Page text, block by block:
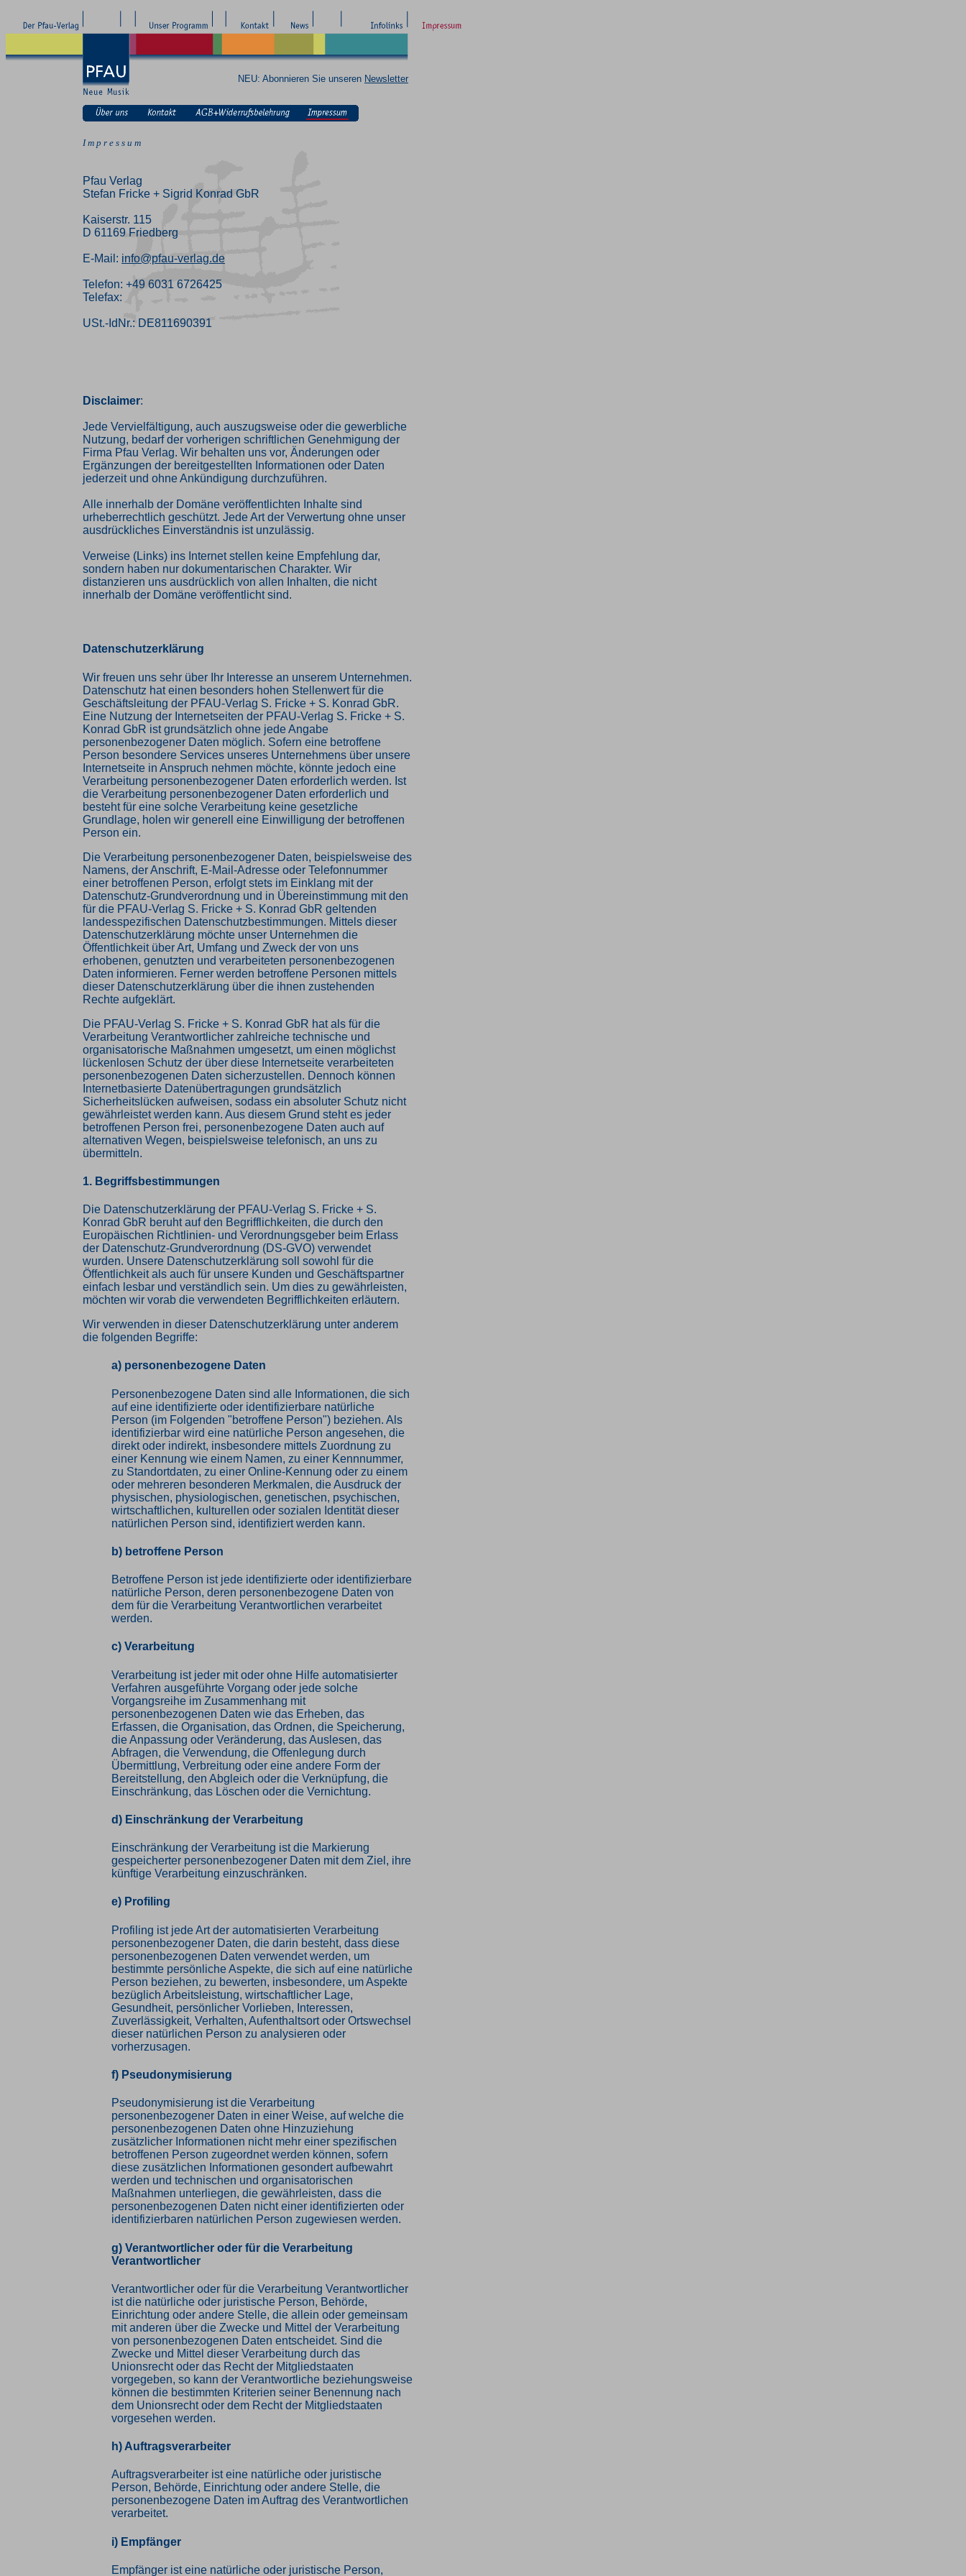
NEU: Abonnieren Sie unseren Newsletter
I m p r e s s u m
Pfau Verlag
Stefan Fricke + Sigrid Konrad GbR
Kaiserstr. 115
D 61169 Friedberg
E-Mail: info@pfau-verlag.de
Telefon: +49 6031 6726425
Telefax:
USt.-IdNr.: DE811690391
Disclaimer:
Jede Vervielfältigung, auch auszugsweise oder die gewerbliche
Nutzung, bedarf der vorherigen schriftlichen Genehmigung der
Firma Pfau Verlag. Wir behalten uns vor, Änderungen oder
Ergänzungen der bereitgestellten Informationen oder Daten
jederzeit und ohne Ankündigung durchzuführen.
Alle innerhalb der Domäne veröffentlichten Inhalte sind
urheberrechtlich geschützt. Jede Art der Verwertung ohne unser
ausdrückliches Einverständnis ist unzulässig.
Verweise (Links) ins Internet stellen keine Empfehlung dar,
sondern haben nur dokumentarischen Charakter. Wir
distanzieren uns ausdrücklich von allen Inhalten, die nicht
innerhalb der Domäne veröffentlicht sind.
Datenschutzerklärung
Wir freuen uns sehr über Ihr Interesse an unserem Unternehmen.
Datenschutz hat einen besonders hohen Stellenwert für die
Geschäftsleitung der PFAU-Verlag S. Fricke + S. Konrad GbR.
Eine Nutzung der Internetseiten der PFAU-Verlag S. Fricke + S.
Konrad GbR ist grundsätzlich ohne jede Angabe
personenbezogener Daten möglich. Sofern eine betroffene
Person besondere Services unseres Unternehmens über unsere
Internetseite in Anspruch nehmen möchte, könnte jedoch eine
Verarbeitung personenbezogener Daten erforderlich werden. Ist
die Verarbeitung personenbezogener Daten erforderlich und
besteht für eine solche Verarbeitung keine gesetzliche
Grundlage, holen wir generell eine Einwilligung der betroffenen
Person ein.
Die Verarbeitung personenbezogener Daten, beispielsweise des
Namens, der Anschrift, E-Mail-Adresse oder Telefonnummer
einer betroffenen Person, erfolgt stets im Einklang mit der
Datenschutz-Grundverordnung und in Übereinstimmung mit den
für die PFAU-Verlag S. Fricke + S. Konrad GbR geltenden
landesspezifischen Datenschutzbestimmungen. Mittels dieser
Datenschutzerklärung möchte unser Unternehmen die
Öffentlichkeit über Art, Umfang und Zweck der von uns
erhobenen, genutzten und verarbeiteten personenbezogenen
Daten informieren. Ferner werden betroffene Personen mittels
dieser Datenschutzerklärung über die ihnen zustehenden
Rechte aufgeklärt.
Die PFAU-Verlag S. Fricke + S. Konrad GbR hat als für die
Verarbeitung Verantwortlicher zahlreiche technische und
organisatorische Maßnahmen umgesetzt, um einen möglichst
lückenlosen Schutz der über diese Internetseite verarbeiteten
personenbezogenen Daten sicherzustellen. Dennoch können
Internetbasierte Datenübertragungen grundsätzlich
Sicherheitslücken aufweisen, sodass ein absoluter Schutz nicht
gewährleistet werden kann. Aus diesem Grund steht es jeder
betroffenen Person frei, personenbezogene Daten auch auf
alternativen Wegen, beispielsweise telefonisch, an uns zu
übermitteln.
1. Begriffsbestimmungen
Die Datenschutzerklärung der PFAU-Verlag S. Fricke + S.
Konrad GbR beruht auf den Begrifflichkeiten, die durch den
Europäischen Richtlinien- und Verordnungsgeber beim Erlass
der Datenschutz-Grundverordnung (DS-GVO) verwendet
wurden. Unsere Datenschutzerklärung soll sowohl für die
Öffentlichkeit als auch für unsere Kunden und Geschäftspartner
einfach lesbar und verständlich sein. Um dies zu gewährleisten,
möchten wir vorab die verwendeten Begrifflichkeiten erläutern.
Wir verwenden in dieser Datenschutzerklärung unter anderem
die folgenden Begriffe:
a) personenbezogene Daten
Personenbezogene Daten sind alle Informationen, die sich
auf eine identifizierte oder identifizierbare natürliche
Person (im Folgenden "betroffene Person") beziehen. Als
identifizierbar wird eine natürliche Person angesehen, die
direkt oder indirekt, insbesondere mittels Zuordnung zu
einer Kennung wie einem Namen, zu einer Kennnummer,
zu Standortdaten, zu einer Online-Kennung oder zu einem
oder mehreren besonderen Merkmalen, die Ausdruck der
physischen, physiologischen, genetischen, psychischen,
wirtschaftlichen, kulturellen oder sozialen Identität dieser
natürlichen Person sind, identifiziert werden kann.
b) betroffene Person
Betroffene Person ist jede identifizierte oder identifizierbare
natürliche Person, deren personenbezogene Daten von
dem für die Verarbeitung Verantwortlichen verarbeitet
werden.
c) Verarbeitung
Verarbeitung ist jeder mit oder ohne Hilfe automatisierter
Verfahren ausgeführte Vorgang oder jede solche
Vorgangsreihe im Zusammenhang mit
personenbezogenen Daten wie das Erheben, das
Erfassen, die Organisation, das Ordnen, die Speicherung,
die Anpassung oder Veränderung, das Auslesen, das
Abfragen, die Verwendung, die Offenlegung durch
Übermittlung, Verbreitung oder eine andere Form der
Bereitstellung, den Abgleich oder die Verknüpfung, die
Einschränkung, das Löschen oder die Vernichtung.
d) Einschränkung der Verarbeitung
Einschränkung der Verarbeitung ist die Markierung
gespeicherter personenbezogener Daten mit dem Ziel, ihre
künftige Verarbeitung einzuschränken.
e) Profiling
Profiling ist jede Art der automatisierten Verarbeitung
personenbezogener Daten, die darin besteht, dass diese
personenbezogenen Daten verwendet werden, um
bestimmte persönliche Aspekte, die sich auf eine natürliche
Person beziehen, zu bewerten, insbesondere, um Aspekte
bezüglich Arbeitsleistung, wirtschaftlicher Lage,
Gesundheit, persönlicher Vorlieben, Interessen,
Zuverlässigkeit, Verhalten, Aufenthaltsort oder Ortswechsel
dieser natürlichen Person zu analysieren oder
vorherzusagen.
f) Pseudonymisierung
Pseudonymisierung ist die Verarbeitung
personenbezogener Daten in einer Weise, auf welche die
personenbezogenen Daten ohne Hinzuziehung
zusätzlicher Informationen nicht mehr einer spezifischen
betroffenen Person zugeordnet werden können, sofern
diese zusätzlichen Informationen gesondert aufbewahrt
werden und technischen und organisatorischen
Maßnahmen unterliegen, die gewährleisten, dass die
personenbezogenen Daten nicht einer identifizierten oder
identifizierbaren natürlichen Person zugewiesen werden.
g) Verantwortlicher oder für die Verarbeitung
Verantwortlicher
Verantwortlicher oder für die Verarbeitung Verantwortlicher
ist die natürliche oder juristische Person, Behörde,
Einrichtung oder andere Stelle, die allein oder gemeinsam
mit anderen über die Zwecke und Mittel der Verarbeitung
von personenbezogenen Daten entscheidet. Sind die
Zwecke und Mittel dieser Verarbeitung durch das
Unionsrecht oder das Recht der Mitgliedstaaten
vorgegeben, so kann der Verantwortliche beziehungsweise
können die bestimmten Kriterien seiner Benennung nach
dem Unionsrecht oder dem Recht der Mitgliedstaaten
vorgesehen werden.
h) Auftragsverarbeiter
Auftragsverarbeiter ist eine natürliche oder juristische
Person, Behörde, Einrichtung oder andere Stelle, die
personenbezogene Daten im Auftrag des Verantwortlichen
verarbeitet.
i) Empfänger
Empfänger ist eine natürliche oder juristische Person,